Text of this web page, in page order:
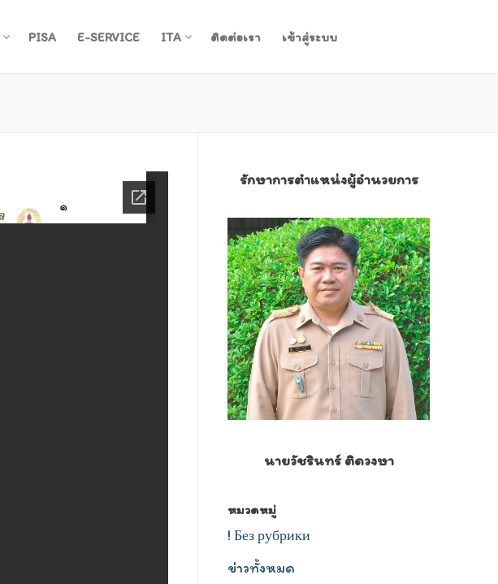
PISA E-SERVICE ITA ติดต่อเรา เข้าสู่ระบบ
รักษาการตำแหน่งผู้อำนวยการ
นายวัชรินทร์ ติดวงษา
หมวดหมู่
! Без рубрики
ข่าวทั้งหมด